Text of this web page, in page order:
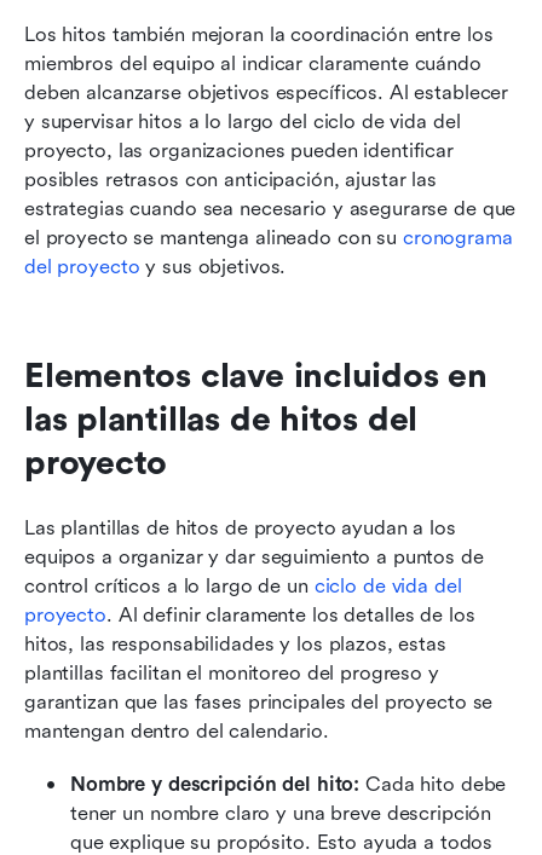
Los hitos también mejoran la coordinación entre los
miembros del equipo al indicar claramente cuándo
deben alcanzarse objetivos específicos. Al establecer
y supervisar hitos a lo largo del ciclo de vida del
proyecto, las organizaciones pueden identificar
posibles retrasos con anticipación, ajustar las
estrategias cuando sea necesario y asegurarse de que
el proyecto se mantenga alineado con su cronograma
del proyecto y sus objetivos.
Elementos clave incluidos en
las plantillas de hitos del
proyecto
Las plantillas de hitos de proyecto ayudan a los
equipos a organizar y dar seguimiento a puntos de
control críticos a lo largo de un ciclo de vida del
proyecto. Al definir claramente los detalles de los
hitos, las responsabilidades y los plazos, estas
plantillas facilitan el monitoreo del progreso y
garantizan que las fases principales del proyecto se
mantengan dentro del calendario.
Nombre y descripción del hito: Cada hito debe
tener un nombre claro y una breve descripción
que explique su propósito. Esto ayuda a todos